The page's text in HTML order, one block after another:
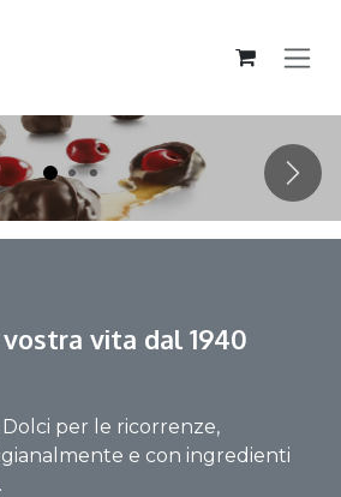
vita dal 1940
per le ricorrenze,
e con ingredienti